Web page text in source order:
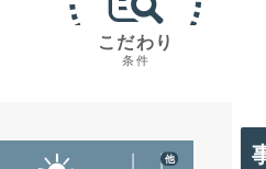
こだわり
条件
他